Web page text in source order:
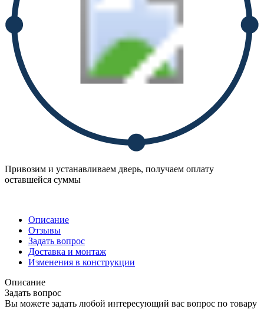
Привозим и устанавливаем дверь, получаем оплату
оставшейся суммы
Описание
Отзывы
Задать вопрос
Доставка и монтаж
Изменения в конструкции
Описание
Задать вопрос
Вы можете задать любой интересующий вас вопрос по товару